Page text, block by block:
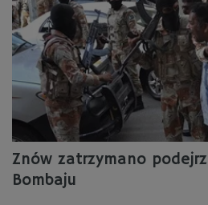
Znów zatrzymano
Bombaju